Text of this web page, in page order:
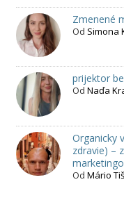
Zmenené
Od Simona
prijektor
Od Naďa
Organicky
zdravie) –
Od Mário